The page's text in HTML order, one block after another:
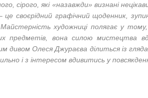
сірого, які «назавжди» визнані
своєрідний графічний щоденник,
Майстерність художниці полягає у
предметів, вона силою мистецтва
дивом Олеся Джураєва ділиться із
і з інтересом вдивитись у